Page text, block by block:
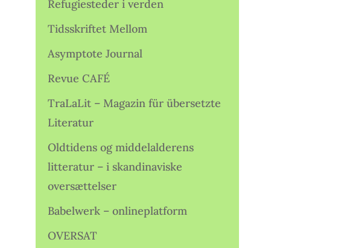
Refugiesteder i verden
Tidsskriftet Mellom
Asymptote Journal
Revue CAFÉ
TraLaLit – Magazin für übersetzte
Literatur
Oldtidens og middelalderens
litteratur – i skandinaviske
oversættelser
Babelwerk – onlineplatform
OVERSAT